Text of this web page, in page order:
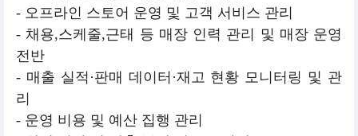
- 오프라인 스토어 운영 및 고객 서비스 관리
- 채용,스케줄,근태 등 매장 인력 관리 및 매장 운영
전반
- 매출 실적 ·판매 데이터 ·재고 현황 모니터링 및 관
리
- 운영 비용 및 예산 집행 관리